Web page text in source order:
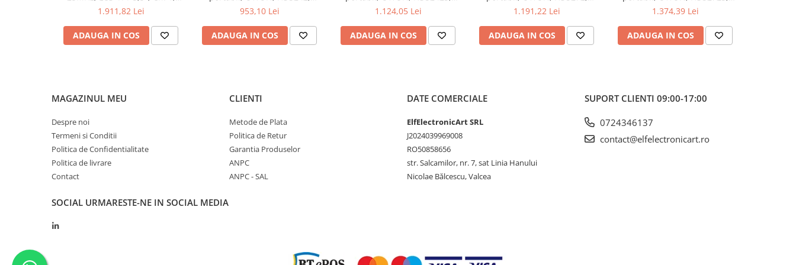
Osciloscopul Digital HANTEK DSO2C15
Ideal pentru utilizatorii care caută un instrument
semnalelor electrice.Perfect pentru ingineri, cercetători, educatori și pasionați de
electronică, acest osciloscop este soluția optimă pentru toate proiectele dumneavoastră
DSO2C15
Informații generale
Frecvență
150MHz
Număr canale
Rată de eșantionare
1 GS/s (1 canal) / 500 MS/s (2 canale)
Adâncime de memorie
8 Mpts (1 canal) / 4 Mpts (2 canale)
250Msps; 12kpts compatibil cu
1.911,82 Lei
ADAUGA IN COS
200mV-1kV, 200mA-
953,10 Lei
ADAUGA IN COS
200mV-1kV, 200mA-
1.124,05 Lei
ADAUGA IN COS
200mV-1kV, 200mA-
1.191,22 Lei
ADAUGA IN COS
200mV-1kV, 200mA-
1.374,39 Lei
ADAUGA IN COS
MAGAZINUL MEU
Despre noi
Termeni si Conditii
Politica de Confidentialitate
Politica de livrare
Contact
CLIENTI
Metode de Plata
Politica de Retur
Garantia Produselor
ANPC
ANPC - SAL
DATE COMERCIALE
ElfElectronicArt SRL
J2024039969008
RO50858656
str. Salcamilor, nr. 7, sat Linia Hanului
Nicolae Bălcescu, Valcea
SUPORT CLIENTI 09:00-17:00
0724346137
contact@elfelectronicart.ro
SOCIAL URMARESTE-NE IN SOCIAL MEDIA